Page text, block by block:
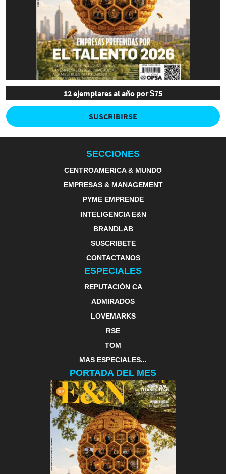
12 ejemplares al año por $75
SUSCRIBIRSE
SECCIONES
CENTROAMERICA & MUNDO
EMPRESAS & MANAGEMENT
PYME EMPRENDE
INTELIGENCIA E&N
BRANDLAB
SUSCRIBETE
CONTACTANOS
ESPECIALES
REPUTACIÓN CA
ADMIRADOS
LOVEMARKS
RSE
TOM
MAS ESPECIALES...
PORTADA DEL MES